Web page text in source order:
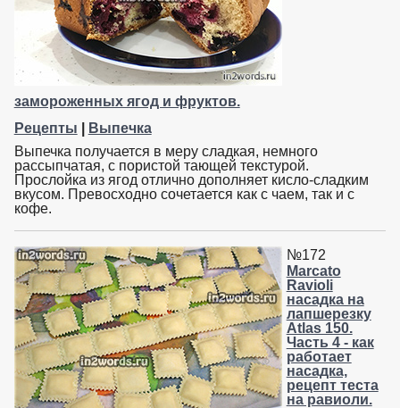
замороженных ягод и фруктов.
Рецепты
Выпечка
Выпечка получается в меру сладкая, немного
рассыпчатая, с пористой тающей текстурой.
Прослойка из ягод отлично дополняет кисло-сладким
вкусом. Превосходно сочетается как с чаем, так и с
кофе.
№172
Marcato
Ravioli
насадка на
лапшерезку
Atlas 150.
Часть 4 - как
работает
насадка,
рецепт теста
на равиоли.